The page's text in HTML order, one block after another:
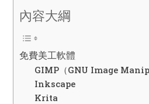
內容大綱
免費美工軟體
GIMP（GNU Image
Inkscape
Krita